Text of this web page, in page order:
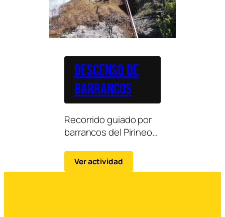
Descenso de
barrancos
Recorrido guiado por
barrancos del Pirineo
toboganes naturales y
progresión acuática en
Ver actividad